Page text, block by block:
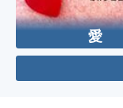
愛